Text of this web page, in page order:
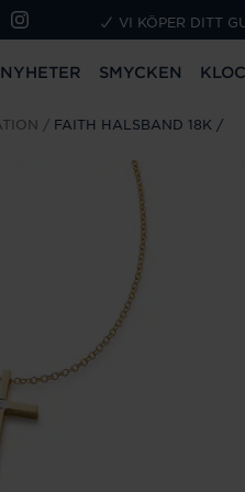
VI KÖPER DITT
NYHETER SMYCKEN
FAITH HALSBAND 18K